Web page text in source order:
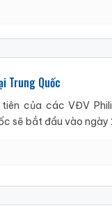
Trung Quốc
của các VĐV
sẽ bắt đầu vào ngày